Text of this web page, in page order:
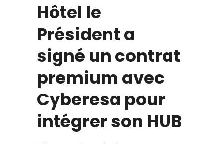
Hôtel le
Président a
signé un contrat
premium avec
Cyberesa pour
intégrer son HUB